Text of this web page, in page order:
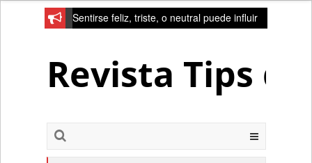
Sentirse feliz, triste, o neutral puede influir
Revista Tips